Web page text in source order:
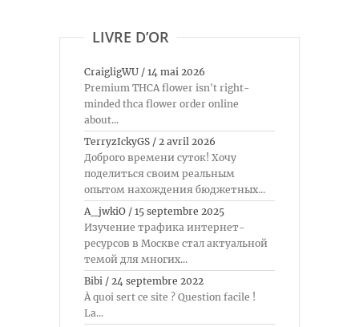
LIVRE D’OR
CraigligWU / 14 mai 2026
Premium THCA flower isn't right-
minded thca flower order online
about...
TerryzIckyGS / 2 avril 2026
Доброго времени суток! Хочу
поделиться своим реальным
опытом нахождения бюджетных...
A_jwkiO / 15 septembre 2025
Изучение трафика интернет-
ресурсов в Москве стал актуальной
темой для многих...
Bibi / 24 septembre 2022
À quoi sert ce site ? Question facile !
La...